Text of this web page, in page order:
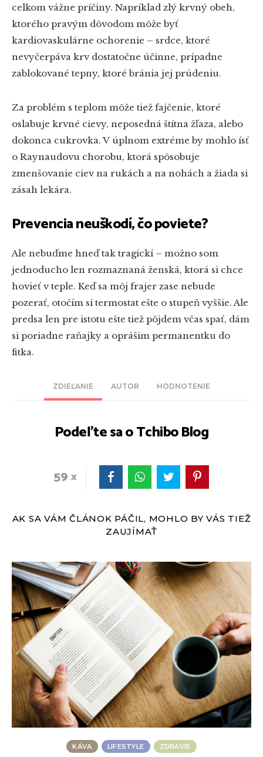
ZDIEĽANIE AUTOR HODNOTENIE
Podeľte sa o Tchibo Blog
59
celkom vážne príčiny. Napríklad zlý krvný obeh,
ktorého pravým dôvodom môže byť
kardiovaskulárne ochorenie – srdce, ktoré
nevyčerpáva krv dostatočne účinne, prípadne
zablokované tepny, ktoré bránia jej prúdeniu.
Za problém s teplom môže tiež fajčenie, ktoré
oslabuje krvné cievy, neposedná štítna žľaza, alebo
dokonca cukrovka. V úplnom extréme by mohlo ísť
o Raynaudovu chorobu, ktorá spôsobuje
zmenšovanie ciev na rukách a na nohách a žiada si
zásah lekára.
Prevencia neuškodí, čo poviete?
Ale nebuďme hneď tak tragickí – možno som
jednoducho len rozmaznaná ženská, ktorá si chce
hovieť v teple. Keď sa môj frajer zase nebude
pozerať, otočím si termostat ešte o stupeň vyššie. Ale
predsa len pre istotu ešte tiež pôjdem včas spať, dám
si poriadne raňajky a oprášim permanentku do
fitka.
AK SA VÁM ČLÁNOK PÁČIL, MOHLO BY VÁS TIEŽ
ZAUJÍMAŤ
KÁVA LIFESTYLE ZDRAVIE